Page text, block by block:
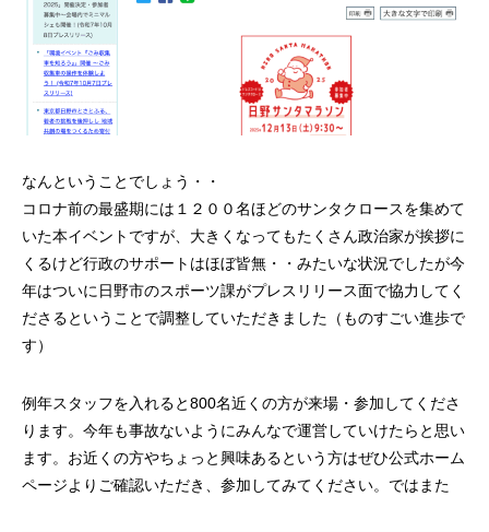
なんということでしょう・・
コロナ前の最盛期には１２００名ほどのサンタクロースを集めて
いた本イベントですが、大きくなってもたくさん政治家が挨拶に
くるけど行政のサポートはほぼ皆無・・みたいな状況でしたが今
年はついに日野市のスポーツ課がプレスリリース面で協力してく
ださるということで調整していただきました（ものすごい進歩で
す）
例年スタッフを入れると800名近くの方が来場・参加してくださ
ります。今年も事故ないようにみんなで運営していけたらと思い
ます。お近くの方やちょっと興味あるという方はぜひ公式ホーム
ページよりご確認いただき、参加してみてください。ではまた